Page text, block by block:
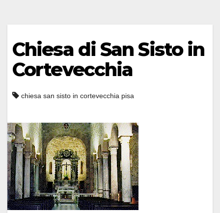
Chiesa di San Sisto in
Cortevecchia
chiesa san sisto in cortevecchia pisa